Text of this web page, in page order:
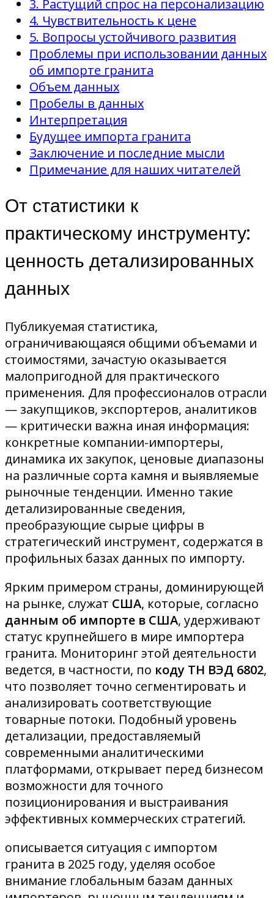
3. Растущий спрос на персонализацию
4. Чувствительность к цене
5. Вопросы устойчивого развития
Проблемы при использовании данных
об импорте гранита
Объем данных
Пробелы в данных
Интерпретация
Будущее импорта гранита
Заключение и последние мысли
Примечание для наших читателей
От статистики к
практическому инструменту:
ценность детализированных
данных
Публикуемая статистика,
ограничивающаяся общими объемами и
стоимостями, зачастую оказывается
малопригодной для практического
применения. Для профессионалов отрасли
— закупщиков, экспортеров, аналитиков
— критически важна иная информация:
конкретные компании-импортеры,
динамика их закупок, ценовые диапазоны
на различные сорта камня и выявляемые
рыночные тенденции. Именно такие
детализированные сведения,
преобразующие сырые цифры в
стратегический инструмент, содержатся в
профильных базах данных по импорту.
Ярким примером страны, доминирующей
на рынке, служат США, которые, согласно
данным об импорте в США, удерживают
статус крупнейшего в мире импортера
гранита. Мониторинг этой деятельности
ведется, в частности, по коду ТН ВЭД 6802,
что позволяет точно сегментировать и
анализировать соответствующие
товарные потоки. Подобный уровень
детализации, предоставляемый
современными аналитическими
платформами, открывает перед бизнесом
возможности для точного
позиционирования и выстраивания
эффективных коммерческих стратегий.
описывается ситуация с импортом
гранита в 2025 году, уделяя особое
внимание глобальным базам данных